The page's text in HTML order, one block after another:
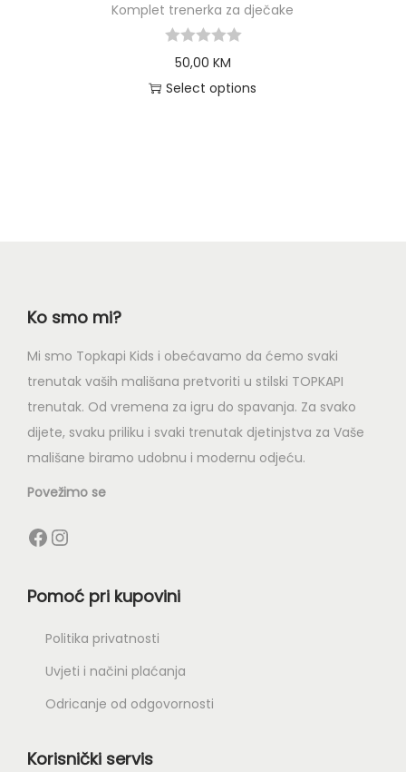
Komplet trenerka za dječake
50,00 KM
Select options
Ko smo mi?
Mi smo Topkapi Kids i obećavamo da ćemo svaki
trenutak vaših mališana pretvoriti u stilski TOPKAPI
trenutak. Od vremena za igru do spavanja. Za svako
dijete, svaku priliku i svaki trenutak djetinjstva za Vaše
mališane biramo udobnu i modernu odjeću.
Povežimo se
Pomoć pri kupovini
Politika privatnosti
Uvjeti i načini plaćanja
Odricanje od odgovornosti
Korisnički servis